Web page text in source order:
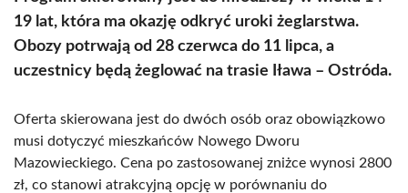
19 lat, która ma okazję odkryć uroki żeglarstwa.
Obozy potrwają od 28 czerwca do 11 lipca, a
uczestnicy będą żeglować na trasie Iława – Ostróda.
Oferta skierowana jest do dwóch osób oraz obowiązkowo
musi dotyczyć mieszkańców Nowego Dworu
Mazowieckiego. Cena po zastosowanej zniżce wynosi 2800
zł, co stanowi atrakcyjną opcję w porównaniu do